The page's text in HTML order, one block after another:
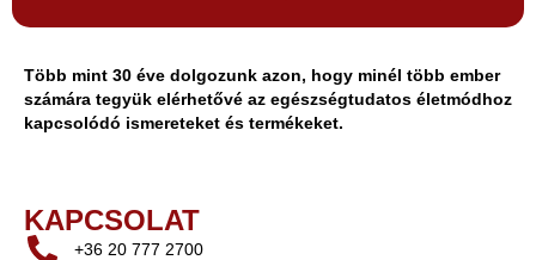
Több mint 30 éve dolgozunk azon, hogy minél több ember
számára tegyük elérhetővé az egészségtudatos életmódhoz
kapcsolódó ismereteket és termékeket.
KAPCSOLAT
+36 20 777 2700